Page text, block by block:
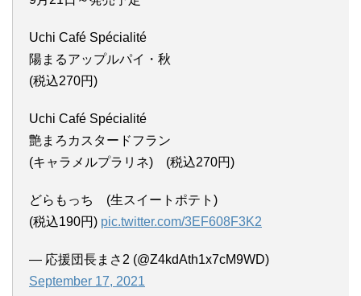
Uchi Café Spécialité
陽まるアップルパイ・秋
(税込270円)
Uchi Café Spécialité
艶まろカスタードフラン
(キャラメルプラリネ) (税込270円)
どらもっち (生スイートポテト)
(税込190円) pic.twitter.com/3EF608F3K2
— 応援団長まさ2 (@Z4kdAth1x7cM9WD)
September 17, 2021